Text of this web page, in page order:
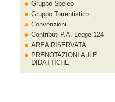
Gruppo Speleo
Gruppo Torrentistico
Convenzioni
Contributi P.A. Legge 124
AREA RISERVATA
PRENOTAZIONI AULE
DIDATTICHE